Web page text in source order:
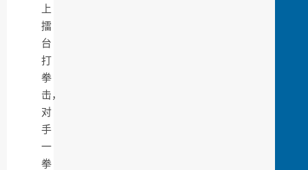
上
擂
台
打
拳
击，
对
手
一
拳